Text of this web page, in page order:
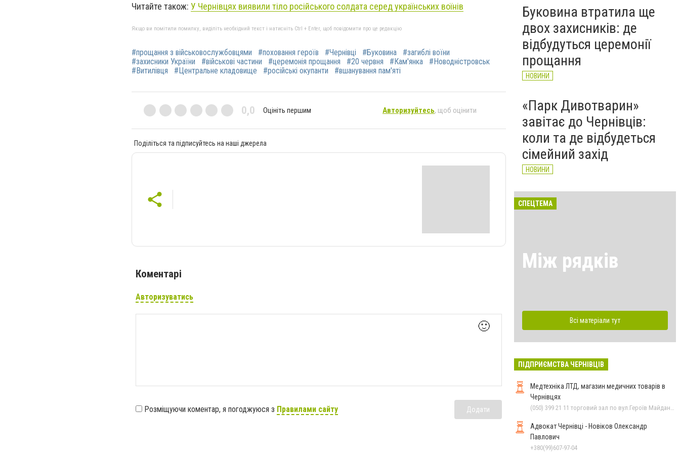
Читайте також: У Чернівцях виявили тіло російського солдата серед українських воїнів
Якщо ви помітили помилку, виділіть необхідний текст і натисніть Ctrl + Enter, щоб повідомити про це редакцію
#прощання з військовослужбовцями #поховання героїв #Чернівці #Буковина
#загиблі воїни
#захисники України
#військові частини #церемонія прощання #20 червня #Кам'янка
#Новодністровськ
#Витилівця
#Центральне кладовище #російські окупанти #вшанування пам'яті
0,0 Оцініть першим Авторизуйтесь, щоб оцінити
Поділіться та підписуйтесь на наші джерела
Коментарі
Авторизуватись
🙂
Розміщуючи коментар, я погоджуюся з Правилами сайту Додати
Буковина втратила ще
двох захисників: де
відбудуться церемонії
прощання
НОВИНИ
«Парк Дивотварин»
завітає до Чернівців:
коли та де відбудеться
сімейний захід
НОВИНИ
СПЕЦТЕМА
Між рядків
Всі матеріали тут
ПІДПРИЄМСТВА ЧЕРНІВЦІВ
Медтехніка ЛТД, магазин медичних товарів в
Чернівцях
Адвокат Чернівці - Новіков Олександр
Павлович
+380(99)607-97-04